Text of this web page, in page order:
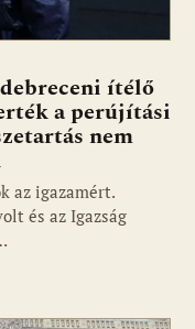
ítélő
a perújítási
nem
az igazamért.
és az Igazság